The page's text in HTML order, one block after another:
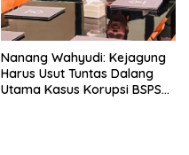
Nanang Wahyudi: Kejagung
Harus Usut Tuntas Dalang
Utama Kasus Korupsi BSPS